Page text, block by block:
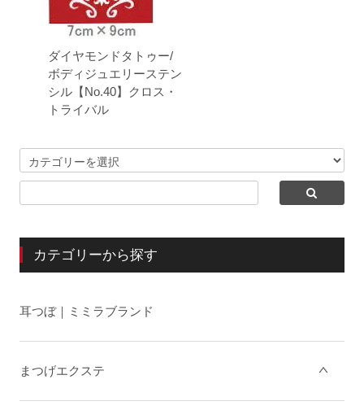
ダイヤモンドタトゥー/
ボディジュエリーステン
シル【No.40】クロス・
トライバル
カテゴリーから探す
耳つぼ｜ミミラブランド
まつげエクステ